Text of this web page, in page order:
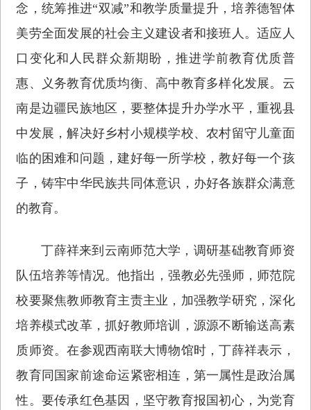
念，统筹推进“双减”和教学质量提升，培养德智体
美劳全面发展的社会主义建设者和接班人。适应人
口变化和人民群众新期盼，推进学前教育优质普
惠、义务教育优质均衡、高中教育多样化发展。云
南是边疆民族地区，要整体提升办学水平，重视县
中发展，解决好乡村小规模学校、农村留守儿童面
临的困难和问题，建好每一所学校，教好每一个孩
子，铸牢中华民族共同体意识，办好各族群众满意
的教育。
丁薛祥来到云南师范大学，调研基础教育师资
队伍培养等情况。他指出，强教必先强师，师范院
校要聚焦教师教育主责主业，加强教学研究，深化
培养模式改革，抓好教师培训，源源不断输送高素
质师资。在参观西南联大博物馆时，丁薛祥表示，
教育同国家前途命运紧密相连，第一属性是政治属
性。要传承红色基因，坚守教育报国初心，为党育